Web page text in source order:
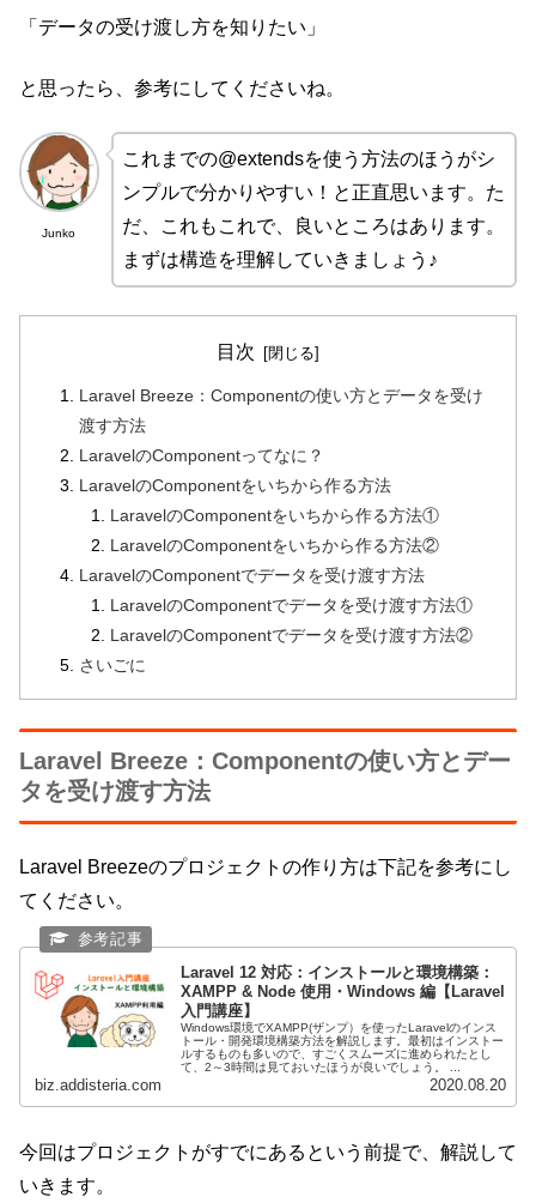
「データの受け渡し方を知りたい」
と思ったら、参考にしてくださいね。
Junko
これまでの@extendsを使う方法のほうがシ
ンプルで分かりやすい！と正直思います。た
だ、これもこれで、良いところはあります。
まずは構造を理解していきましょう♪
目次
Laravel Breeze：Componentの使い方とデータを受け
渡す方法
LaravelのComponentってなに？
LaravelのComponentをいちから作る方法
LaravelのComponentをいちから作る方法①
LaravelのComponentをいちから作る方法②
LaravelのComponentでデータを受け渡す方法
LaravelのComponentでデータを受け渡す方法①
LaravelのComponentでデータを受け渡す方法②
さいごに
Laravel Breeze：Componentの使い方とデー
タを受け渡す方法
Laravel Breezeのプロジェクトの作り方は下記を参考にし
てください。
Laravel 12 対応：インストールと環境構築：
XAMPP & Node 使用・Windows 編【Laravel
入門講座】
Windows環境でXAMPP(ザンプ）を使ったLaravelのインス
トール・開発環境構築方法を解説します。最初はインストー
ルするものも多いので、すごくスムーズに進められたとし
て、2～3時間は見ておいたほうが良いでしょう。 ...
biz.addisteria.com 2020.08.20
今回はプロジェクトがすでにあるという前提で、解説して
いきます。